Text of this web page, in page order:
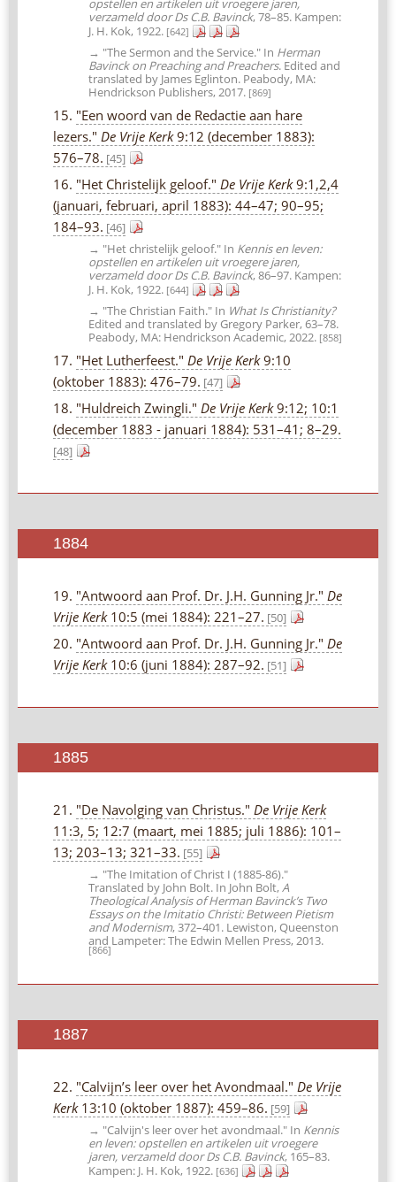
opstellen en artikelen uit vroegere jaren,
verzameld door Ds C.B. Bavinck, 78–85. Kampen:
J. H. Kok, 1922. [642]
→ "The Sermon and the Service." In Herman
Bavinck on Preaching and Preachers. Edited and
translated by James Eglinton. Peabody, MA:
Hendrickson Publishers, 2017. [869]
15. "Een woord van de Redactie aan hare
lezers." De Vrije Kerk9:12 (december 1883):
576–78. [45]
16. "Het Christelijk geloof." De Vrije Kerk9:1,2,4
(januari, februari, april 1883): 44–47; 90–95;
184–93. [46]
→ "Het christelijk geloof." In Kennis en leven:
opstellen en artikelen uit vroegere jaren,
verzameld door Ds C.B. Bavinck, 86–97. Kampen:
J. H. Kok, 1922. [644]
→ "The Christian Faith." In What Is Christianity?
Edited and translated by Gregory Parker, 63–78.
Peabody, MA: Hendrickson Academic, 2022. [858]
17. "Het Lutherfeest." De Vrije Kerk9:10
(oktober 1883): 476–79. [47]
18. "Huldreich Zwingli." De Vrije Kerk9:12; 10:1
(december 1883 - januari 1884): 531–41; 8–29.
[48]
1884
19. "Antwoord aan Prof. Dr. J.H. Gunning Jr." De
Vrije Kerk10:5 (mei 1884): 221–27. [50]
20. "Antwoord aan Prof. Dr. J.H. Gunning Jr." De
Vrije Kerk10:6 (juni 1884): 287–92. [51]
1885
21. "De Navolging van Christus." De Vrije Kerk
11:3, 5; 12:7 (maart, mei 1885; juli 1886): 101–
13; 203–13; 321–33. [55]
→ "The Imitation of Christ I (1885-86)."
Translated by John Bolt. In John Bolt, A
Theological Analysis of Herman Bavinck’s Two
Essays on the Imitatio Christi: Between Pietism
and Modernism, 372–401. Lewiston, Queenston
and Lampeter: The Edwin Mellen Press, 2013.
[866]
1887
22. "Calvijn’s leer over het Avondmaal." De Vrije
Kerk13:10 (oktober 1887): 459–86. [59]
→ "Calvijn's leer over het avondmaal." In Kennis
en leven: opstellen en artikelen uit vroegere
jaren, verzameld door Ds C.B. Bavinck, 165–83.
Kampen: J. H. Kok, 1922. [636]